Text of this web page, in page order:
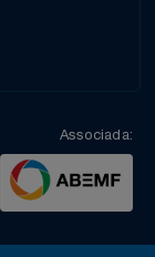
Associada: